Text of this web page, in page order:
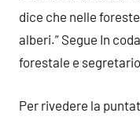
dice che nelle
alberi.” Segue In
forestale e
Per rivedere la